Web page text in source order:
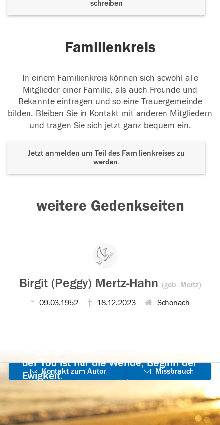
schreiben
Familienkreis
In einem Familienkreis können sich sowohl alle
Mitglieder einer Familie, als auch Freunde und
Bekannte eintragen und so eine Trauergemeinde
bilden. Bleiben Sie in Kontakt mit anderen Mitgliedern
und tragen Sie sich jetzt ganz bequem ein.
Jetzt anmelden um Teil des Familienkreises zu
werden.
weitere Gedenkseiten
Birgit (Peggy) Mertz-Hahn (geb. Mertz)
09.03.1952 18.12.2023 Schonach
der Tod ist nur die Wende, Beginn der
Ewigkeit.
Kontakt zum Autor
aufnehmen
Missbrauch